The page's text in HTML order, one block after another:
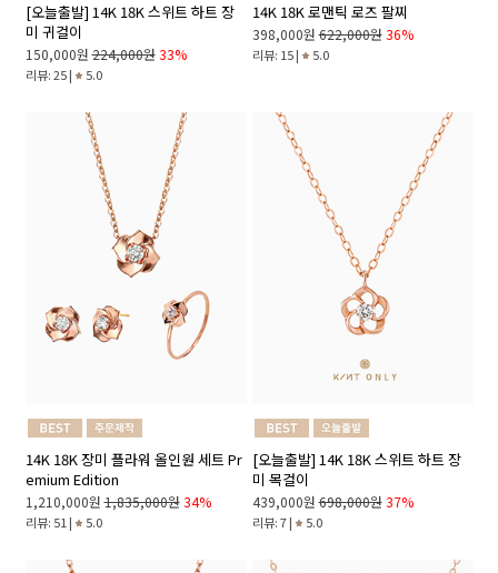
[오늘출발] 14K 18K 스위트 하트 장
미 귀걸이
150,000원 224,000원 33%
리뷰: 25 | 5.0
14K 18K 로맨틱 로즈 팔찌
398,000원 622,000원 36%
리뷰: 15 | 5.0
14K 18K 장미 플라워 올인원 세트 Pr
emium Edition
1,210,000원 1,835,000원 34%
리뷰: 51 | 5.0
[오늘출발] 14K 18K 스위트 하트 장
미 목걸이
439,000원 698,000원 37%
리뷰: 7 | 5.0